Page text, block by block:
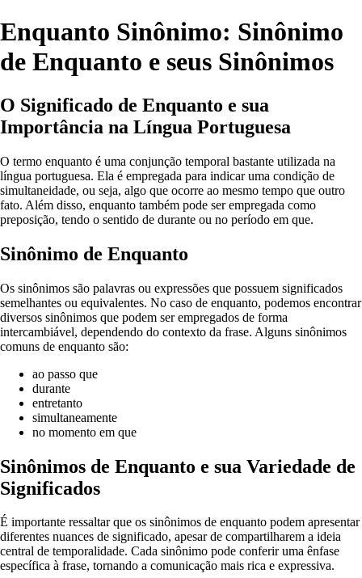
Enquanto Sinônimo: Sinônimo
de Enquanto e seus Sinônimos
O Significado de Enquanto e sua
Importância na Língua Portuguesa
O termo enquanto é uma conjunção temporal bastante utilizada na
língua portuguesa. Ela é empregada para indicar uma condição de
simultaneidade, ou seja, algo que ocorre ao mesmo tempo que outro
fato. Além disso, enquanto também pode ser empregada como
preposição, tendo o sentido de durante ou no período em que.
Sinônimo de Enquanto
Os sinônimos são palavras ou expressões que possuem significados
semelhantes ou equivalentes. No caso de enquanto, podemos encontrar
diversos sinônimos que podem ser empregados de forma
intercambiável, dependendo do contexto da frase. Alguns sinônimos
comuns de enquanto são:
ao passo que
durante
entretanto
simultaneamente
no momento em que
Sinônimos de Enquanto e sua Variedade de
Significados
É importante ressaltar que os sinônimos de enquanto podem apresentar
diferentes nuances de significado, apesar de compartilharem a ideia
central de temporalidade. Cada sinônimo pode conferir uma ênfase
específica à frase, tornando a comunicação mais rica e expressiva.